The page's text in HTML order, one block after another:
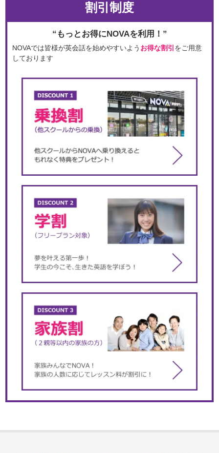
割引制度
“もっとお得にNOVAを利用！”
NOVAでは皆様が英会話を始めやすいよう お得な割引 をご用意
しております